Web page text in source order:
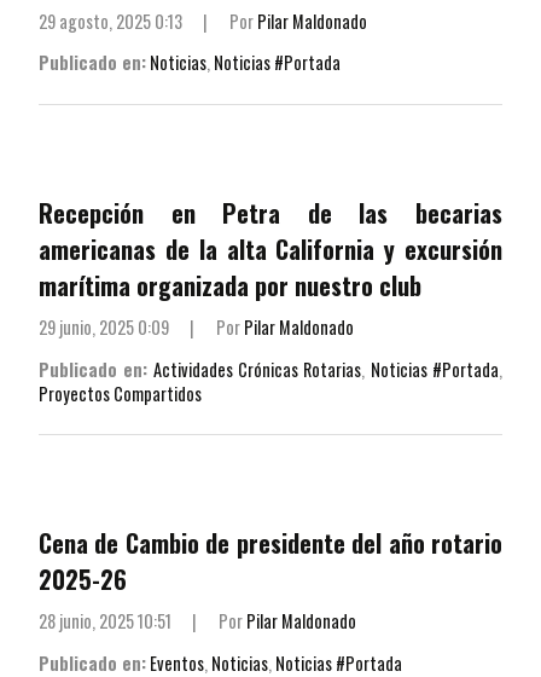
29 agosto, 2025 0:13 | PorPilar Maldonado
Publicado en:Noticias,Noticias #Portada
Recepción en Petra de las becarias
americanas de la alta California y excursión
marítima organizada por nuestro club
29 junio, 2025 0:09 | PorPilar Maldonado
Publicado en: Actividades Crónicas Rotarias, Noticias #Portada,
Proyectos Compartidos
Cena de Cambio de presidente del año rotario
2025-26
28 junio, 2025 10:51 | PorPilar Maldonado
Publicado en:Eventos, Noticias, Noticias #Portada